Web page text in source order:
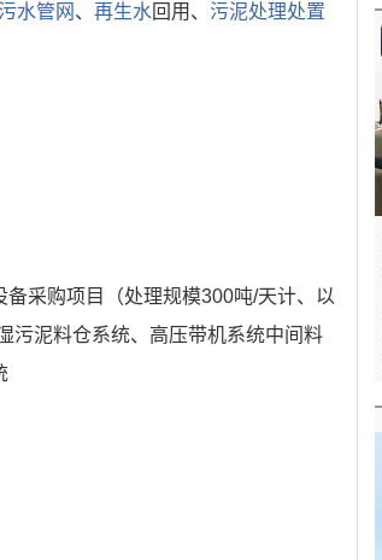
水管网 、 再生水 回用、 污泥处理处置
采购项目（处理规模300吨/天计、以
污泥料仓系统、高压带机系统中间料